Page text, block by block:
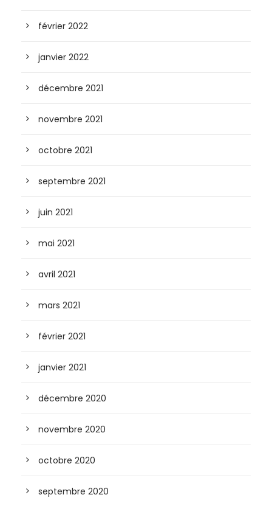
février 2022
janvier 2022
décembre 2021
novembre 2021
octobre 2021
septembre 2021
juin 2021
mai 2021
avril 2021
mars 2021
février 2021
janvier 2021
décembre 2020
novembre 2020
octobre 2020
septembre 2020